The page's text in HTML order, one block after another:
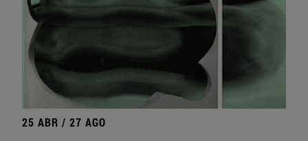
25 ABR / 27 AGO